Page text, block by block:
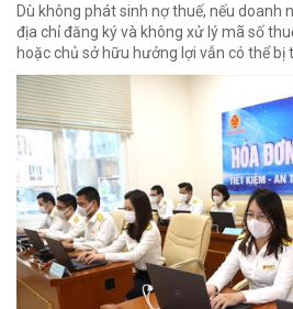
Dù không phát sinh nợ thuế, nếu doanh
địa chỉ đăng ký và không xử lý mã số
hoặc chủ sở hữu hưởng lợi vẫn có thể bị